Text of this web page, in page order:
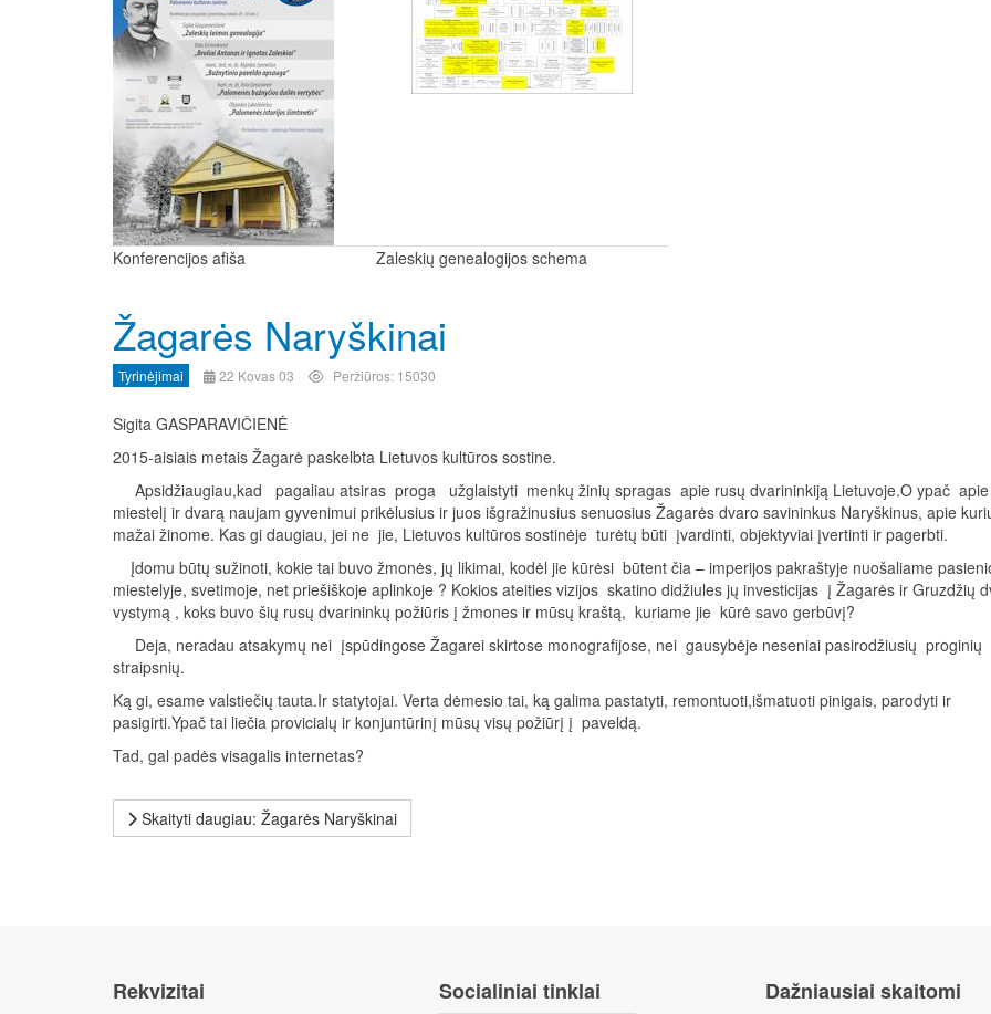
Konferencijos afiša Zaleskių genealogijos schema
Žagarės Naryškinai
Tyrinėjimai 22 Kovas 03 Peržiūros: 15030
Sigita GASPARAVIČIENĖ
2015-aisiais metais Žagarė paskelbta Lietuvos kultūros sostine.
Apsidžiaugiau,kad pagaliau atsiras proga užglaistyti menkų žinių spragas apie rusų dvarininkiją Lietuvoje.O ypač
miestelį ir dvarą naujam gyvenimui prikėlusius ir juos išgražinusius senuosius Žagarės dvaro savininkus Naryškinus, apie
mažai žinome. Kas gi daugiau, jei ne jie, Lietuvos kultūros sostinėje turėtų būti įvardinti, objektyviai įvertinti ir pagerbti.
Įdomu būtų sužinoti, kokie tai buvo žmonės, jų likimai, kodėl jie kūrėsi būtent čia – imperijos pakraštyje nuošaliame
miestelyje, svetimoje, net priešiškoje aplinkoje ? Kokios ateities vizijos skatino didžiules jų investicijas į Žagarės ir Gruzdžių
vystymą , koks buvo šių rusų dvarininkų požiūris į žmones ir mūsų kraštą, kuriame jie kūrė savo gerbūvį?
Deja, neradau atsakymų nei įspūdingose Žagarei skirtose monografijose, nei gausybėje neseniai pasirodžiusių proginių
straipsnių.
Ką gi, esame valstiečių tauta.Ir statytojai. Verta dėmesio tai, ką galima pastatyti, remontuoti,išmatuoti pinigais, parodyti ir
pasigirti.Ypač tai liečia provicialų ir konjuntūrinį mūsų visų požiūrį į paveldą.
Tad, gal padės visagalis internetas?
Skaityti daugiau: Žagarės Naryškinai
Rekvizitai Socialiniai tinklai Dažniausiai skaitomi